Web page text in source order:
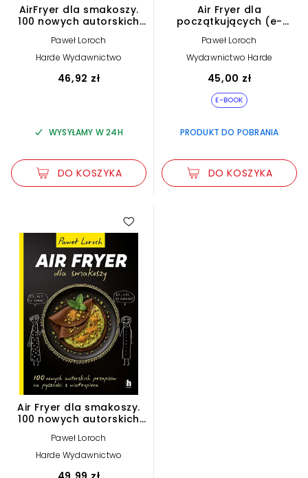
AirFryer dla smakoszy.
100 nowych autorskich
Paweł Loroch
Harde Wydawnictwo
46,92 zł
WYSYŁAMY W 24H
DO KOSZYKA
Air Fryer dla
początkujących (e-
Paweł Loroch
Wydawnictwo Harde
45,00 zł
E-BOOK
PRODUKT DO POBRANIA
DO KOSZYKA
Air Fryer dla smakoszy.
100 nowych autorskich
(e-book)
Paweł Loroch
Harde Wydawnictwo